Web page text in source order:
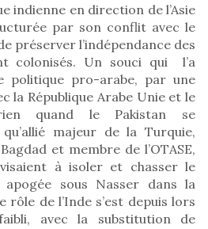
indienne en direction de l’Asie
par son conflit avec le
préserver l’indépendance des
colonisés. Un souci qui l’a
politique pro-arabe, par une
la République Arabe Unie et le
quand le Pakistan se
majeur de la Turquie,
et membre de l’OTASE,
à isoler et chasser le
apogée sous Nasser dans la
rôle de l’Inde s’est depuis lors
avec la substitution de